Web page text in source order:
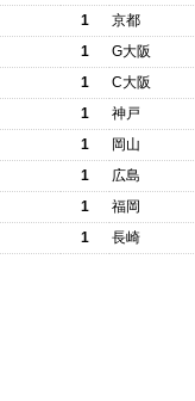
1
京都
1
G大阪
1
C大阪
1
神戸
1
岡山
1
広島
1
福岡
1 長崎